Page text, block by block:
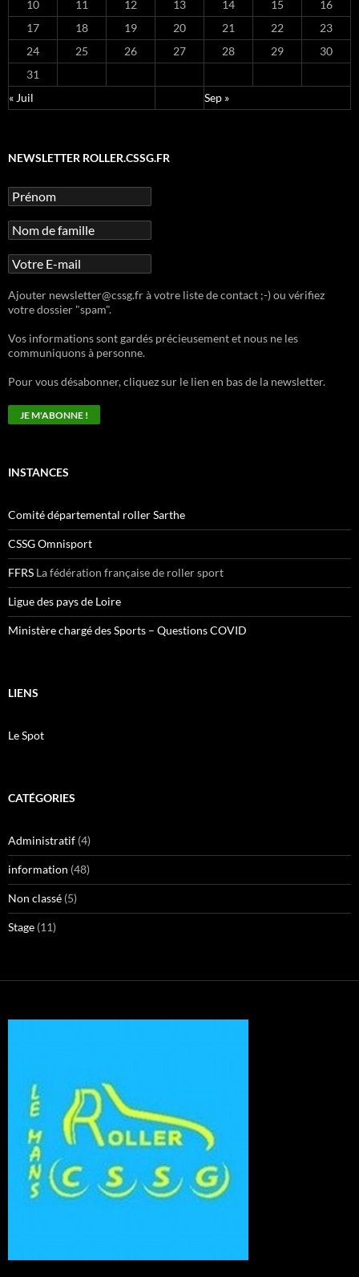
10
11 12 13 14 15
16
17
18 19 20 21 22
23
24
25 26 27 28 29
30
31
« Juil
Sep »
NEWSLETTER ROLLER.CSSG.FR
Ajouter newsletter@cssg.fr à votre liste de contact ;-) ou vérifiez
votre dossier "spam".
Vos informations sont gardés précieusement et nous ne les
communiquons à personne.
Pour vous désabonner, cliquez sur le lien en bas de la newsletter.
INSTANCES
Comité départemental roller Sarthe
CSSG Omnisport
FFRS La fédération française de roller sport
Ligue des pays de Loire
Ministère chargé des Sports – Questions COVID
LIENS
Le Spot
CATÉGORIES
Administratif (4)
information (48)
Non classé (5)
Stage (11)